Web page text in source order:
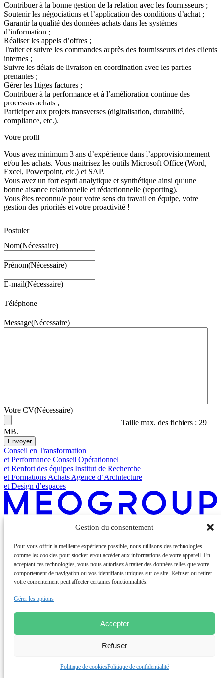
Gestion du consentement
Pour vous offrir la meilleure expérience possible, nous utilisons des technologies
comme les cookies pour stocker et/ou accéder aux informations de votre appareil. En
acceptant ces technologies, vous nous autorisez à traiter des données telles que votre
comportement de navigation ou vos identifiants uniques sur ce site. Refuser ou retirer
votre consentement peut affecter certaines fonctionnalités.
Gérer les options
Accepter
Refuser
Politique de cookiesPolitique de confidentialité
Contribuer à la bonne gestion de la relation avec les fournisseurs ;
Soutenir les négociations et l’application des conditions d’achat ;
Garantir la qualité des données achats dans les systèmes
d’information ;
Réaliser les appels d’offres ;
Traiter et suivre les commandes auprès des fournisseurs et des clients
internes ;
Suivre les délais de livraison en coordination avec les parties
prenantes ;
Gérer les litiges factures ;
Contribuer à la performance et à l’amélioration continue des
processus achats ;
Participer aux projets transverses (digitalisation, durabilité,
compliance, etc.).
Votre profil
Vous avez minimum 3 ans d’expérience dans l’approvisionnement
et/ou les achats. Vous maitrisez les outils Microsoft Office (Word,
Excel, Powerpoint, etc.) et SAP.
Vous avez un fort esprit analytique et synthétique ainsi qu’une
bonne aisance relationnelle et rédactionnelle (reporting).
Vous êtes reconnu/e pour votre sens du travail en équipe, votre
gestion des priorités et votre proactivité !
Postuler
Nom(Nécessaire)
Prénom(Nécessaire)
E-mail(Nécessaire)
Téléphone
Message(Nécessaire)
Votre CV(Nécessaire)
Taille max. des fichiers : 29
MB.
Conseil en Transformation
et Performance Conseil Opérationnel
et Renfort des équipes Institut de Recherche
et Formations Achats Agence d’Architecture
et Design d’espaces
Groupe de conseil international accompagnant les directions
transformation et performance. 1000+ collaborateurs, 9 pays, 20
agences.
Nous suivre
Le Groupe
A propos